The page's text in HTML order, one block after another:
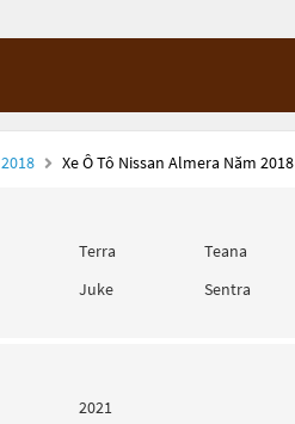
2018 Xe Ô Tô Nissan Almera Năm 2018
Terra Teana
Juke Sentra
2021